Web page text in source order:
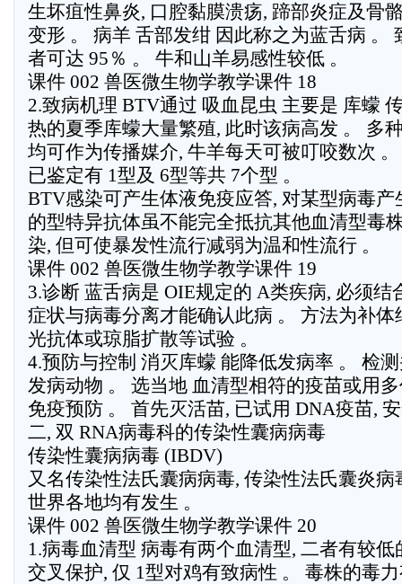
生坏疽性鼻炎, 口腔黏膜溃疡, 蹄部炎症及骨
变形 。 病羊 舌部发绀 因此称之为蓝舌病 。
者可达 95％ 。 牛和山羊易感性较低 。
课件 002 兽医微生物学教学课件 18
2.致病机理 BTV通过 吸血昆虫 主要是 库蠓
热的夏季库蠓大量繁殖, 此时该病高发 。 多
均可作为传播媒介, 牛羊每天可被叮咬数次
已鉴定有 1型及 6型等共 7个型 。
BTV感染可产生体液免疫应答, 对某型病毒产
的型特异抗体虽不能完全抵抗其他血清型毒
染, 但可使暴发性流行减弱为温和性流行 。
课件 002 兽医微生物学教学课件 19
3.诊断 蓝舌病是 OIE规定的 A类疾病, 必须结
症状与病毒分离才能确认此病 。 方法为补体
光抗体或琼脂扩散等试验 。
4.预防与控制 消灭库蠓 能降低发病率 。 检
发病动物 。 选当地 血清型相符的疫苗或用
免疫预防 。 首先灭活苗, 已试用 DNA疫苗,
二, 双 RNA病毒科的传染性囊病病毒
传染性囊病病毒 (IBDV)
又名传染性法氏囊病病毒, 传染性法氏囊炎病
世界各地均有发生 。
课件 002 兽医微生物学教学课件 20
1.病毒血清型 病毒有两个血清型, 二者有较低
交叉保护, 仅 1型对鸡有致病性 。 毒株的毒